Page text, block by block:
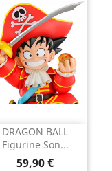
DRAGON BALL
Figurine Son...
Prix
59,90 €